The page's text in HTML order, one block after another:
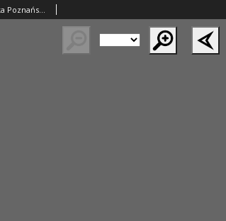
Literatura i Sztuka. Dodatek do Dziennika Poznańskiego. 1910 R.2 nr32